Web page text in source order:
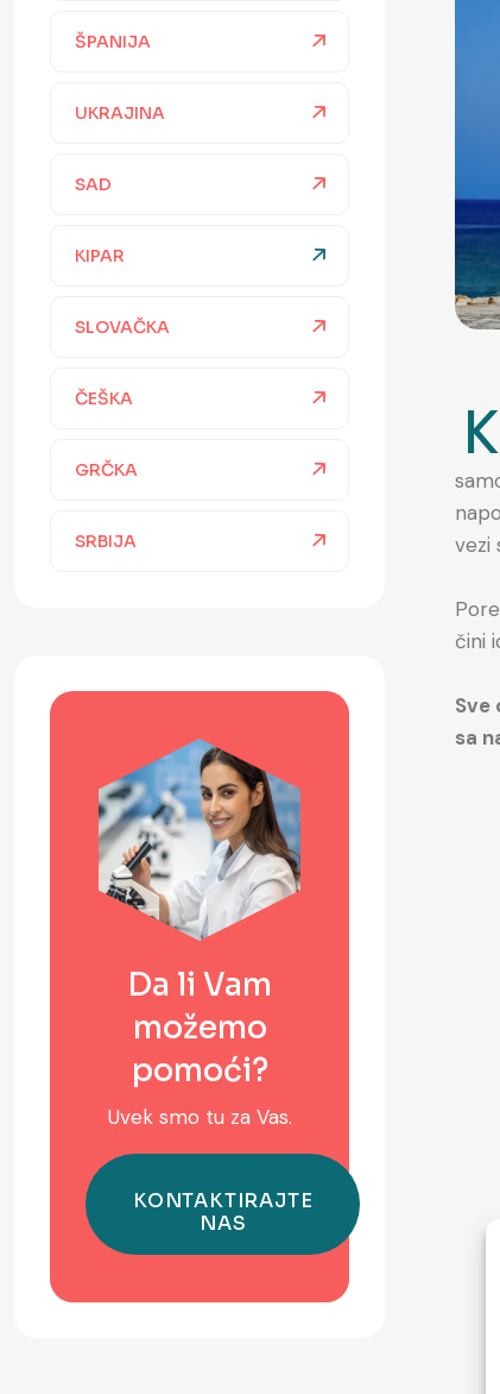
K
vezi
čini
Sve
sa
ŠPANIJA
UKRAJINA
SAD
KIPAR
SLOVAČKA
ČEŠKA
GRČKA
SRBIJA
Da li Vam
možemo
pomoći?
Uvek smo tu za Vas.